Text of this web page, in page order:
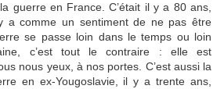
guerre en France. C’était il y a 80 ans,
a comme un sentiment de ne pas être
se passe loin dans le temps ou loin
c’est tout le contraire : elle est
nous yeux, à nos portes. C’est aussi la
en ex-Yougoslavie, il y a trente ans,